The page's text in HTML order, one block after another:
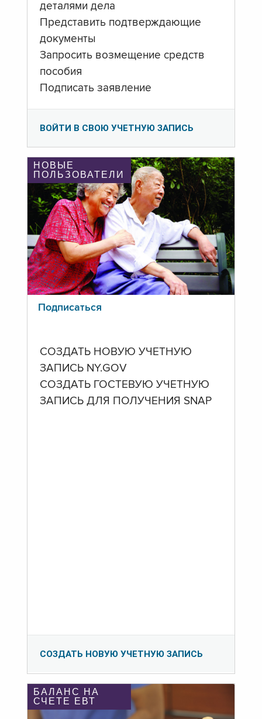
деталями дела
Представить подтверждающие
документы
Запросить возмещение средств
пособия
Подписать заявление
ВОЙТИ В СВОЮ УЧЕТНУЮ ЗАПИСЬ
НОВЫЕ
ПОЛЬЗОВАТЕЛИ
Подписаться
СОЗДАТЬ НОВУЮ УЧЕТНУЮ
ЗАПИСЬ NY.GOV
СОЗДАТЬ ГОСТЕВУЮ УЧЕТНУЮ
ЗАПИСЬ ДЛЯ ПОЛУЧЕНИЯ SNAP
СОЗДАТЬ НОВУЮ УЧЕТНУЮ ЗАПИСЬ
БАЛАНС НА
СЧЕТЕ ЕВТ